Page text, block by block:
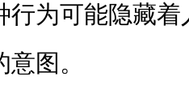
行为可能隐藏
图。